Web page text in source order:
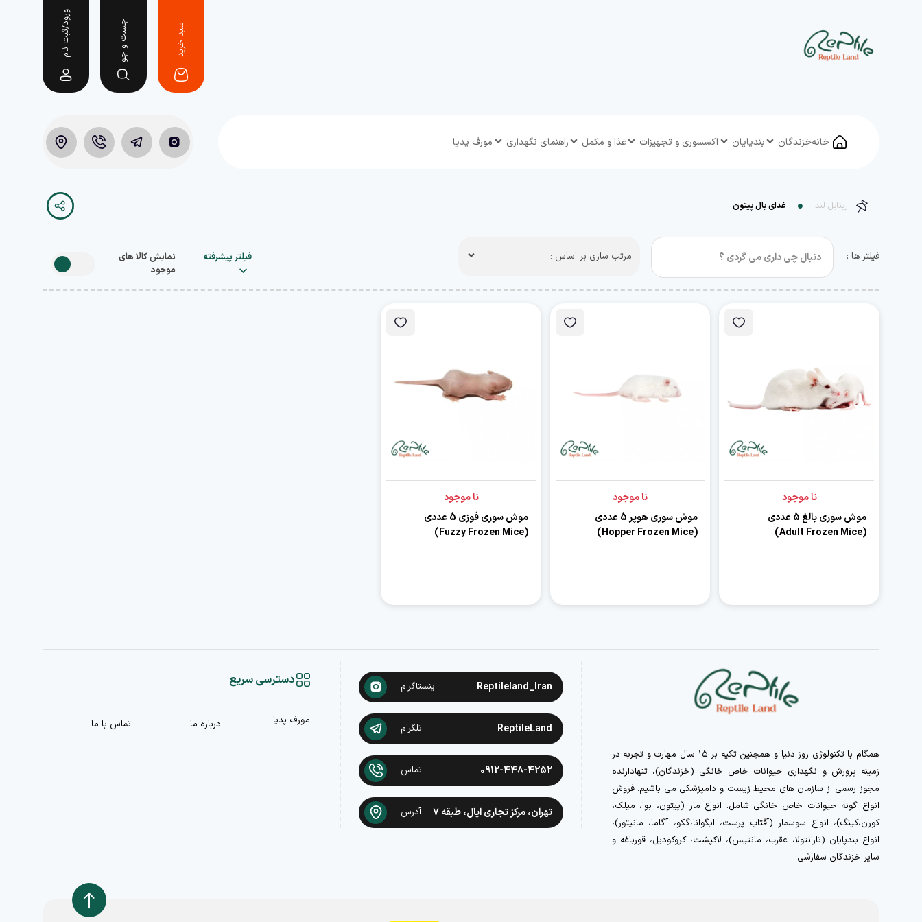
سبد خرید جست و جو ورود/ثبت نام
خانهخزندگان بندپایان اکسسوری و تجهیزات غذا و مکمل راهنمای نگهداری مورف پدیا
رپتایل لند غذای بال پیتون
فیلتر ها : مرتب سازی بر اساس : فیلتر پیشرفته
نمایش کالا های
موجود
نا موجود
موش سوری بالغ 5 عددی
(Adult Frozen Mice)
نا موجود
موش سوری هوپر 5 عددی
(Hopper Frozen Mice)
نا موجود
موش سوری فوزی 5 عددی
(Fuzzy Frozen Mice)
همگام با تکنولوژی روز دنیا و همچنین تکیه بر ۱۵ سال مهارت و تجربه در
زمینه پرورش و نگهداری حیوانات خاص خانگی (خزندگان)، تنهادارنده
مجوز رسمی از سازمان های محیط زیست و دامپزشکی می باشیم. فروش
انواع گونه حیوانات خاص خانگی شامل: انواع مار (پیتون، بوا، میلک،
کورن،کینگ)، انواع سوسمار (آفتاب پرست، ایگوانا،گکو، آگاما، مانیتور)،
انواع بندپایان (تارانتولا، عقرب، مانتیس)، لاکپشت، کروکودیل، قورباغه و
سایر خزندگان سفارشی
Reptileland_Iran اینستاگرام
ReptileLand تلگرام
0912-448-4252 تماس
تهران، مرکز تجاری اپال، طبقه ۷ آدرس
دسترسی سریع
مورف پدیا درباره ما تماس با ما